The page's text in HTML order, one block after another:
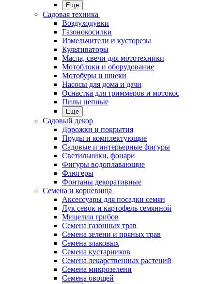
Еще
Садовая техника
Воздуходувки
Газонокосилки
Измельчители и кусторезы
Культиваторы
Масла, свечи для мототехники
Мотоблоки и оборудование
Мотобуры и шнеки
Насосы для дома и дачи
Оснастка для триммеров и мотокос
Пилы цепные
Еще
Садовый декор
Дорожки и покрытия
Пруды и комплектующие
Садовые и интерьерные фигуры
Светильники, фонари
Фигуры водоплавающие
Флюгеры
Фонтаны декоративные
Семена и корневища
Аксессуары для посадки семян
Лук севок и картофель семянной
Мицелии грибов
Семена газонных трав
Семена зелени и пряных трав
Семена злаковых
Семена кустарников
Семена лекарственных растений
Семена микрозелени
Семена овощей